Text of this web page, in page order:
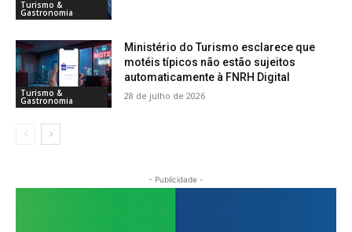
Turismo &
Gastronomia
Turismo &
Gastronomia
Ministério do Turismo esclarece que
motéis típicos não estão sujeitos
automaticamente à FNRH Digital
28 de julho de 2026
- Publicidade -